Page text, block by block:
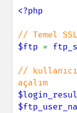
<?php
$ftp =
//